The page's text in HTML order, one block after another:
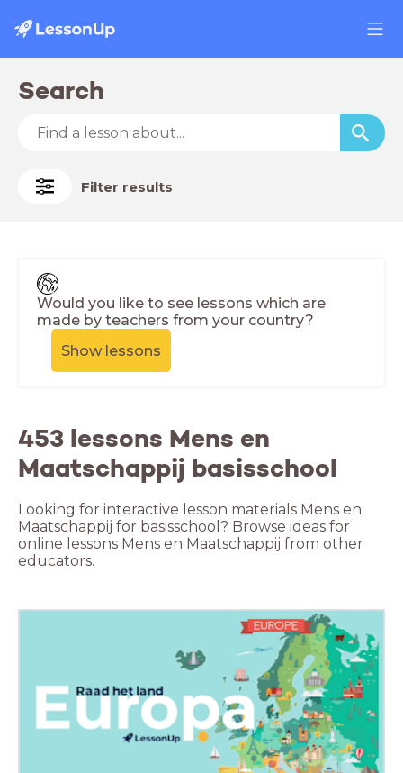
Search
Filter results
Would you like to see lessons which are
made by teachers from your country?
Show lessons
453 lessons Mens en
Maatschappij basisschool
Looking for interactive lesson materials Mens en
Maatschappij for basisschool? Browse ideas for
online lessons Mens en Maatschappij from other
educators.